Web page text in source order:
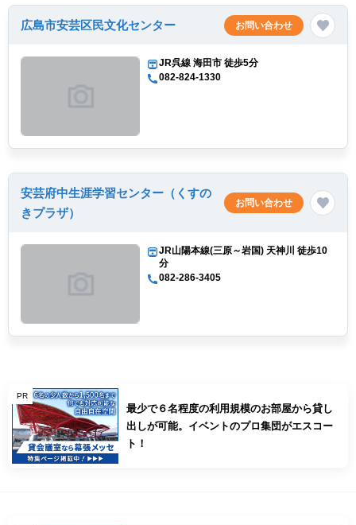
広島市安芸区民文化センター お問い合わせ
JR呉線 海田市 徒歩5分
082-824-1330
安芸府中生涯学習センター（くすの
きプラザ）
お問い合わせ
JR山陽本線(三原～岩国) 天神川 徒歩10
分
082-286-3405
PR
最少で６名程度の利用規模のお部屋から貸し
出しが可能。イベントのプロ集団がエスコー
ト！